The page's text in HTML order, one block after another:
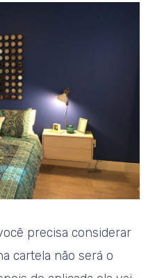
precisa considerar
cartela não será o